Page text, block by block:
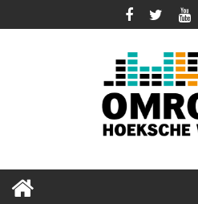
naar